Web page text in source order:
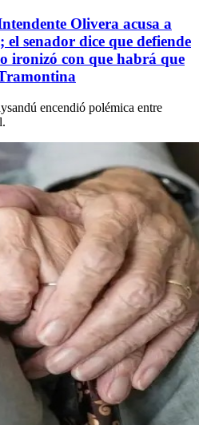
Olivera acusa a
senador dice que defiende
ironizó con que habrá que
encendió polémica entre